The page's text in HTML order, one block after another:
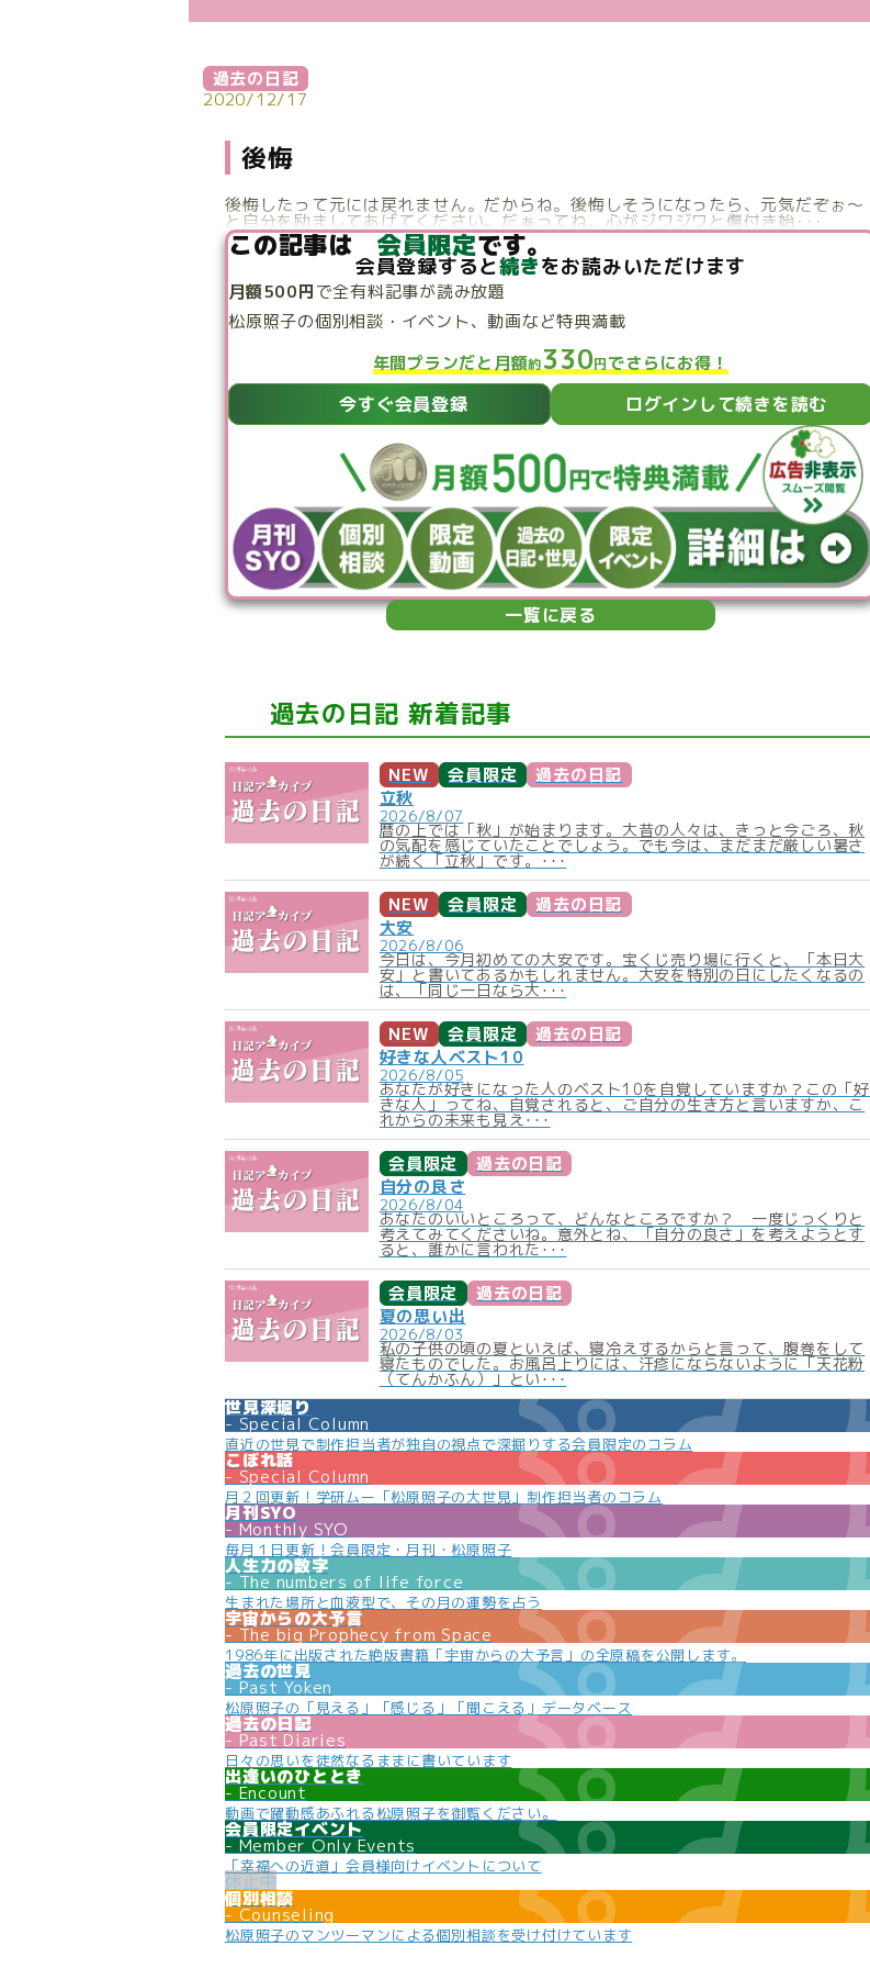
過去の日記
2020/12/17
後悔
後悔したって元には戻れません。だからね。後悔しそうになったら、元気だぞぉ～
と自分を励ましてあげてください。だぁってね、心がジワジワと傷付き始･･･
この記事は 会員限定です。
会員登録すると続きをお読みいただけます
月額500円で全有料記事が読み放題
松原照子の個別相談・ イベント、動画など特典満載
年間プランだと月額約330円でさらにお得！
今すぐ会員登録 ログインして続きを読む
一覧に戻る
過去の日記 新着記事
NEW 会員限定
過去の日記
立秋
2026/8/07
暦の上では「秋」が始まります。大昔の人々は、きっと今ごろ、秋
の気配を感じていたことでしょう。でも今は、まだまだ厳しい暑さ
が続く「立秋」です。･･･
NEW 会員限定
過去の日記
大安
2026/8/06
今日は、今月初めての大安です。宝くじ売り場に行くと、「本日大
安」と書いてあるかもしれません。大安を特別の日にしたくなるの
は、「同じ一日なら大･･･
NEW 会員限定
過去の日記
好きな人ベスト10
2026/8/05
あなたが好きになった人のベスト10を自覚していますか？この「好
きな人」ってね、自覚されると、ご自分の生き方と言いますか、こ
れからの未来も見え･･･
会員限定
過去の日記
自分の良さ
2026/8/04
あなたのいいところって、どんなところですか？ 一度じっくりと
考えてみてくださいね。意外とね、「自分の良さ」を考えようとす
ると、誰かに言われた･･･
会員限定
過去の日記
夏の思い出
2026/8/03
私の子供の頃の夏といえば、寝冷えするからと言って、腹巻をして
寝たものでした。お風呂上りには、汗疹にならないように「天花粉
（てんかふん）」とい･･･
世見深堀り
Special Column
直近の世見で制作担当者が独自の視点で深掘りする会員限定のコラム
こぼれ話
Special Column
月２回更新！学研ムー「松原照子の大世見」制作担当者のコラム
月刊SYO
Monthly SYO
毎月１日更新！会員限定・月刊・松原照子
人生力の数字
The numbers of life force
生まれた場所と血液型で、その月の運勢を占う
宇宙からの大予言
The big Prophecy from Space
1986年に出版された絶版書籍「宇宙からの大予言」の全原稿を公開します。
過去の世見
Past Yoken
松原照子の「見える」「感じる」「聞こえる」データベース
過去の日記
Past Diaries
日々の思いを徒然なるままに書いています
出逢いのひととき
Encount
動画で躍動感あふれる松原照子を御覧ください。
会員限定イベント
Member Only Events
「幸福への近道」会員様向けイベントについて
個別相談
Counseling
松原照子のマンツーマンによる個別相談を受け付けています